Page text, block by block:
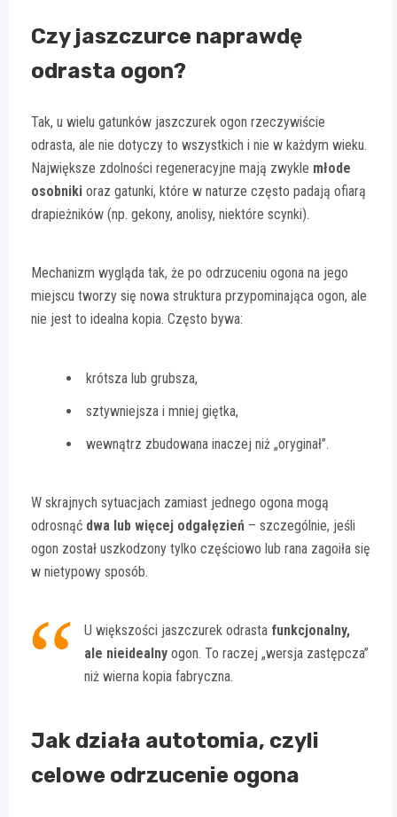
Czy jaszczurce naprawdę
odrasta ogon?
Tak, u wielu gatunków jaszczurek ogon rzeczywiście
odrasta, ale nie dotyczy to wszystkich i nie w każdym wieku.
Największe zdolności regeneracyjne mają zwykle młode
osobniki oraz gatunki, które w naturze często padają ofiarą
drapieżników (np. gekony, anolisy, niektóre scynki).
Mechanizm wygląda tak, że po odrzuceniu ogona na jego
miejscu tworzy się nowa struktura przypominająca ogon, ale
nie jest to idealna kopia. Często bywa:
krótsza lub grubsza,
sztywniejsza i mniej giętka,
wewnątrz zbudowana inaczej niż „oryginał”.
W skrajnych sytuacjach zamiast jednego ogona mogą
odrosnąć dwa lub więcej odgałęzień – szczególnie, jeśli
ogon został uszkodzony tylko częściowo lub rana zagoiła się
w nietypowy sposób.
U większości jaszczurek odrasta funkcjonalny,
ale nieidealny ogon. To raczej „wersja zastępcza”
niż wierna kopia fabryczna.
Jak działa autotomia, czyli
celowe odrzucenie ogona